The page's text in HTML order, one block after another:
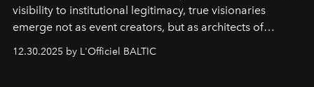
visibility to institutional legitimacy, true visionaries
emerge not as event creators, but as architects of
ecosystems.
Sabrina Spinelli
brand strategist with three decades of mastery in luxury,
12.30.2025 by L'Officiel BALTIC